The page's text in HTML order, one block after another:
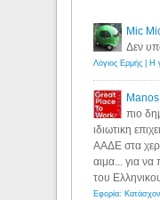
Mic
Δεν
πιο
ιδιωτικη
ΑΑΔΕ στα
αιμα... για να
του